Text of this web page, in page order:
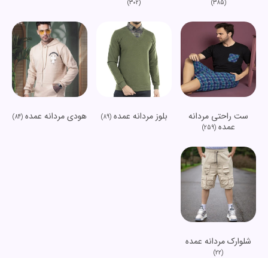
(385)
(302)
ست راحتی مردانه
عمده(259)
بلوز مردانه عمده(89) هودی مردانه عمده (84)
شلوارک مردانه عمده
(22)